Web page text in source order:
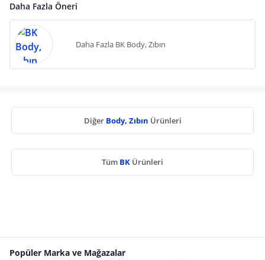
Daha Fazla Öneri
Daha Fazla BK Body, Zıbın
Diğer Body, Zıbın Ürünleri
Tüm BK Ürünleri
Popüler Marka ve Mağazalar